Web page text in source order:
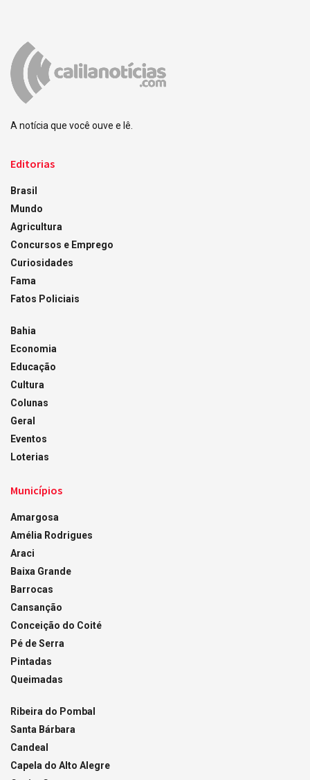
A notícia que você ouve e lê.
Editorias
Brasil
Mundo
Agricultura
Concursos e Emprego
Curiosidades
Fama
Fatos Policiais
Bahia
Economia
Educação
Cultura
Colunas
Geral
Eventos
Loterias
Municípios
Amargosa
Amélia Rodrigues
Araci
Baixa Grande
Barrocas
Cansanção
Conceição do Coité
Pé de Serra
Pintadas
Queimadas
Ribeira do Pombal
Santa Bárbara
Candeal
Capela do Alto Alegre